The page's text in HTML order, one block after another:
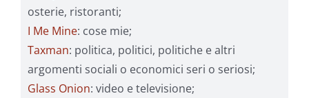
osterie, ristoranti;
I Me Mine: cose mie;
Taxman: politica, politici, politiche e altri
argomenti sociali o economici seri o seriosi;
Glass Onion: video e televisione;